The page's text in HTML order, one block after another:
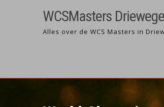
WCSMasters
Alles over de WCS Masters in